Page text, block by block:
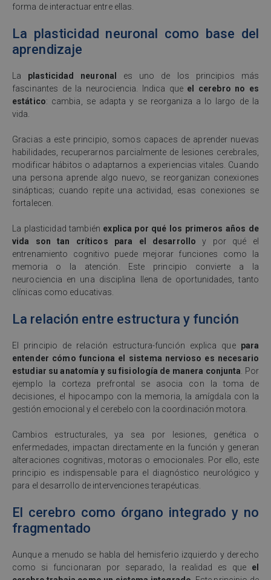
forma de interactuar entre ellas.
La plasticidad neuronal como base del
aprendizaje
La plasticidad neuronal
es uno de los principios más
fascinantes de la neurociencia. Indica que el cerebro no es
estático: cambia, se adapta y se reorganiza a lo largo de la
vida.
Gracias a este principio, somos capaces de aprender nuevas
habilidades, recuperarnos parcialmente de lesiones cerebrales,
modificar hábitos o adaptarnos a experiencias vitales. Cuando
una persona aprende algo nuevo, se reorganizan conexiones
sinápticas; cuando repite una actividad, esas conexiones se
fortalecen.
La plasticidad también explica por qué los primeros años de
vida son tan críticos para el desarrollo y por qué el
entrenamiento cognitivo puede mejorar funciones como la
memoria o la atención. Este principio convierte a la
neurociencia en una disciplina llena de oportunidades, tanto
clínicas como educativas.
La relación entre estructura y función
El principio de relación estructura-función explica que para
entender cómo funciona el sistema nervioso es necesario
estudiar su anatomía y su fisiología de manera conjunta. Por
ejemplo la corteza prefrontal se asocia con la toma de
decisiones, el hipocampo con la memoria, la amígdala con la
gestión emocional y el cerebelo con la coordinación motora.
Cambios estructurales, ya sea por lesiones, genética o
enfermedades, impactan directamente en la función y generan
alteraciones cognitivas, motoras o emocionales. Por ello, este
principio es indispensable para el diagnóstico neurológico y
para el desarrollo de intervenciones terapéuticas.
El cerebro como órgano integrado y no
fragmentado
Aunque a menudo se habla del hemisferio izquierdo y derecho
como si funcionaran por separado, la realidad es que el